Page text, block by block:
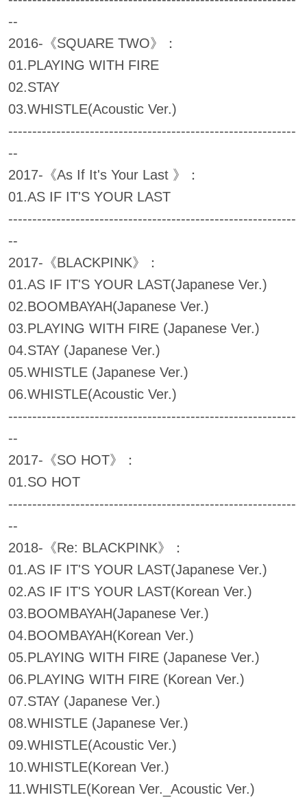
--
2016-《SQUARE TWO》：
01.PLAYING WITH FIRE
02.STAY
03.WHISTLE(Acoustic Ver.)
------------------------------------------------------------
--
2017-《As If It's Your Last 》：
01.AS IF IT'S YOUR LAST
------------------------------------------------------------
--
2017-《BLACKPINK》：
01.AS IF IT'S YOUR LAST(Japanese Ver.)
02.BOOMBAYAH(Japanese Ver.)
03.PLAYING WITH FIRE (Japanese Ver.)
04.STAY (Japanese Ver.)
05.WHISTLE (Japanese Ver.)
06.WHISTLE(Acoustic Ver.)
------------------------------------------------------------
--
2017-《SO HOT》：
01.SO HOT
------------------------------------------------------------
--
2018-《Re: BLACKPINK》：
01.AS IF IT'S YOUR LAST(Japanese Ver.)
02.AS IF IT'S YOUR LAST(Korean Ver.)
03.BOOMBAYAH(Japanese Ver.)
04.BOOMBAYAH(Korean Ver.)
05.PLAYING WITH FIRE (Japanese Ver.)
06.PLAYING WITH FIRE (Korean Ver.)
07.STAY (Japanese Ver.)
08.WHISTLE (Japanese Ver.)
09.WHISTLE(Acoustic Ver.)
10.WHISTLE(Korean Ver.)
11.WHISTLE(Korean Ver._Acoustic Ver.)